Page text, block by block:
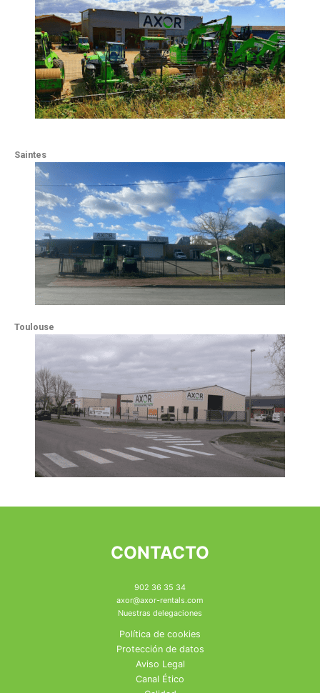
Saintes
Toulouse
CONTACTO
902 36 35 34
axor@axor-rentals.com
Nuestras delegaciones
Política de cookies
Protección de datos
Aviso Legal
Canal Ético